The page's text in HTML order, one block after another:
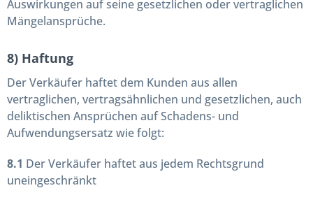
Auswirkungen auf seine gesetzlichen oder vertraglichen
Mängelansprüche.
8) Haftung
Der Verkäufer haftet dem Kunden aus allen
vertraglichen, vertragsähnlichen und gesetzlichen, auch
deliktischen Ansprüchen auf Schadens- und
Aufwendungsersatz wie folgt:
8.1 Der Verkäufer haftet aus jedem Rechtsgrund
uneingeschränkt